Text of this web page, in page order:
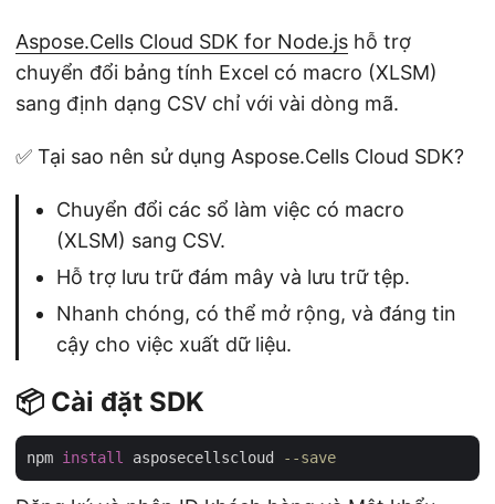
Aspose.Cells Cloud SDK for Node.js hỗ trợ
chuyển đổi bảng tính Excel có macro (XLSM)
sang định dạng CSV chỉ với vài dòng mã.
✅ Tại sao nên sử dụng Aspose.Cells Cloud SDK?
Chuyển đổi các sổ làm việc có macro
(XLSM) sang CSV.
Hỗ trợ lưu trữ đám mây và lưu trữ tệp.
Nhanh chóng, có thể mở rộng, và đáng tin
cậy cho việc xuất dữ liệu.
📦 Cài đặt SDK
npm install asposecellscloud --save